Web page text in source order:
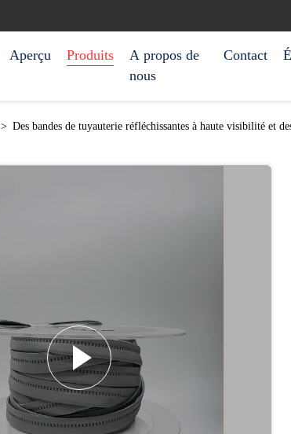
Aperçu Produits
A propos de
nous
Contact
> Des bandes de tuyauterie réfléchissantes à haute visibilité et